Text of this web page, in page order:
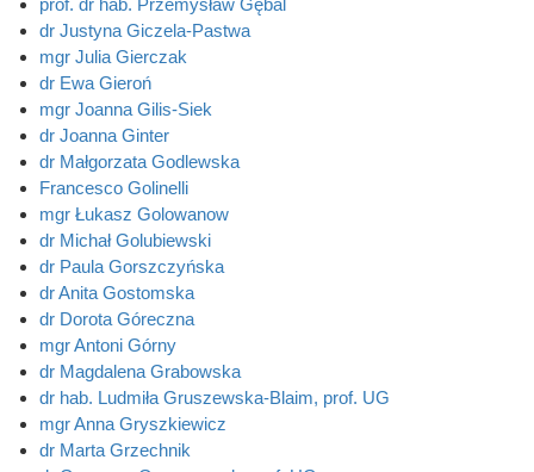
prof. dr hab. Przemysław Gębal
dr Justyna Giczela-Pastwa
mgr Julia Gierczak
dr Ewa Gieroń
mgr Joanna Gilis-Siek
dr Joanna Ginter
dr Małgorzata Godlewska
Francesco Golinelli
mgr Łukasz Golowanow
dr Michał Golubiewski
dr Paula Gorszczyńska
dr Anita Gostomska
dr Dorota Góreczna
mgr Antoni Górny
dr Magdalena Grabowska
dr hab. Ludmiła Gruszewska-Blaim, prof. UG
mgr Anna Gryszkiewicz
dr Marta Grzechnik